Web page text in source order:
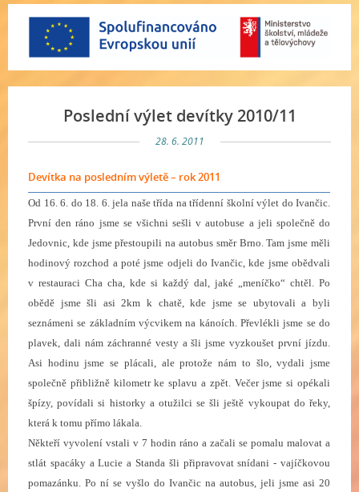
Poslední výlet devítky 2010/11
28. 6. 2011
Devítka na posledním výletě – rok 2011
Od 16. 6. do 18. 6. jela naše třída na třídenní školní výlet do Ivančic.
První den ráno jsme se všichni sešli v autobuse a jeli společně do
Jedovnic, kde jsme přestoupili na autobus směr Brno. Tam jsme měli
hodinový rozchod a poté jsme odjeli do Ivančic, kde jsme obědvali
v restauraci Cha cha, kde si každý dal, jaké „meníčko“ chtěl. Po
obědě jsme šli asi 2km k chatě, kde jsme se ubytovali a byli
seznámeni se základním výcvikem na kánoích. Převlékli jsme se do
plavek, dali nám záchranné vesty a šli jsme vyzkoušet první jízdu.
Asi hodinu jsme se plácali, ale protože nám to šlo, vydali jsme
společně přibližně kilometr ke splavu a zpět. Večer jsme si opékali
špízy, povídali si historky a otužilci se šli ještě vykoupat do řeky,
která k tomu přímo lákala.
Někteří vyvolení vstali v 7 hodin ráno a začali se pomalu malovat a
stlát spacáky a Lucie a Standa šli připravovat snídani - vajíčkovou
pomazánku. Po ní se vyšlo do Ivančic na autobus, jeli jsme asi 20